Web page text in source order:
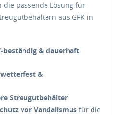
passende Lösung für
aus GFK in
beständig & dauerhaft
wetterfest &
Streugutbehälter
vor Vandalismus für die